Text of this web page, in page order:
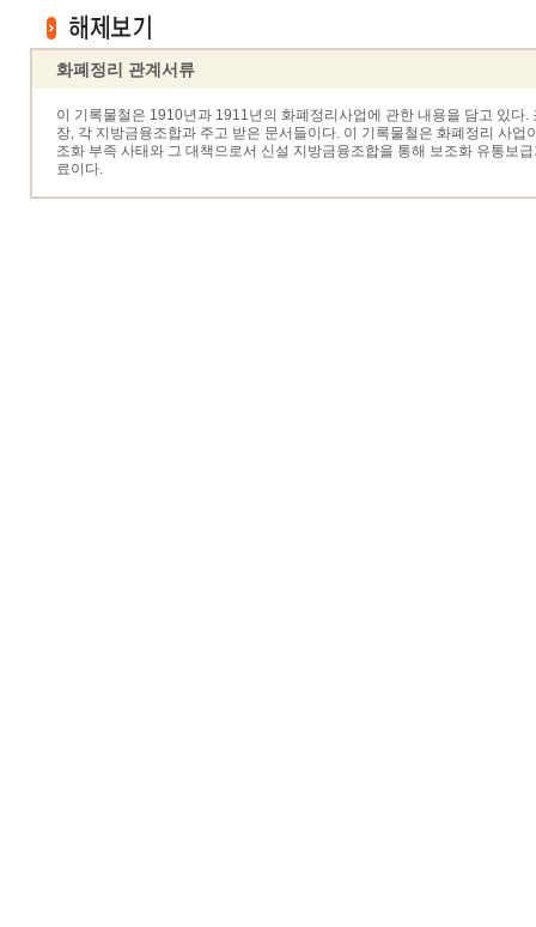
화폐정리 관계서류
이 기록물철은 1910년과 1911년의 화폐정리사업에 관한 내용을 담고 있
장, 각 지방금융조합과 주고 받은 문서들이다. 이 기록물철은 화폐정리 사
조화 부족 사태와 그 대책으로서 신설 지방금융조합을 통해 보조화 유통보
료이다.